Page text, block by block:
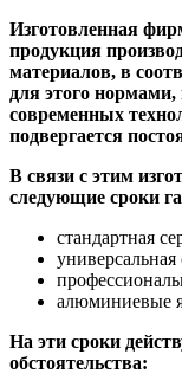
Изготовленная
продукция
материалов, в
для этого
современных
подвергается
В связи с этим
следующие сроки
стандартная
универсальная
алюминиевые
На эти сроки
обстоятельства: